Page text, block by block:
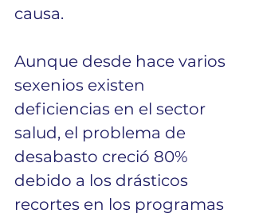
causa.
Aunque desde hace varios
sexenios existen
deficiencias en el sector
salud, el problema de
desabasto creció 80%
debido a los drásticos
recortes en los programas